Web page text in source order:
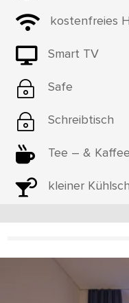
 kostenfreies
 Smart TV
~ Safe
~ Schreibtisch
 Tee – &
 kleiner